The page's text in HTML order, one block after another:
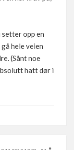
setter opp en
hele veien
(Sånt noe
hatt dør i